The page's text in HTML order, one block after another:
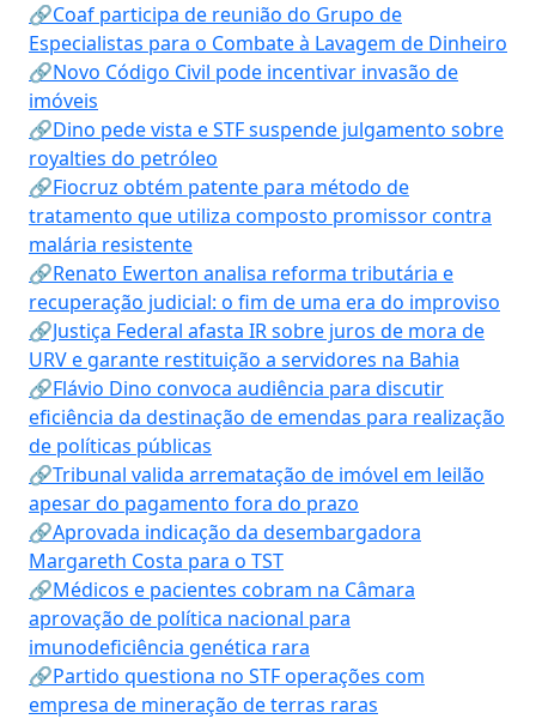
🔗Coaf participa de reunião do Grupo de
Especialistas para o Combate à Lavagem de Dinheiro
🔗Novo Código Civil pode incentivar invasão de
imóveis
🔗Dino pede vista e STF suspende julgamento sobre
royalties do petróleo
🔗Fiocruz obtém patente para método de
tratamento que utiliza composto promissor contra
malária resistente
🔗Renato Ewerton analisa reforma tributária e
recuperação judicial: o fim de uma era do improviso
🔗Justiça Federal afasta IR sobre juros de mora de
URV e garante restituição a servidores na Bahia
🔗Flávio Dino convoca audiência para discutir
eficiência da destinação de emendas para realização
de políticas públicas
🔗Tribunal valida arrematação de imóvel em leilão
apesar do pagamento fora do prazo
🔗Aprovada indicação da desembargadora
Margareth Costa para o TST
🔗Médicos e pacientes cobram na Câmara
aprovação de política nacional para
imunodeficiência genética rara
🔗Partido questiona no STF operações com
empresa de mineração de terras raras